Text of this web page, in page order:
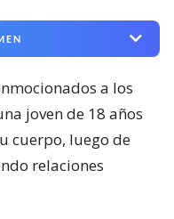
a los
joven de 18 años
cuerpo, luego de
relaciones